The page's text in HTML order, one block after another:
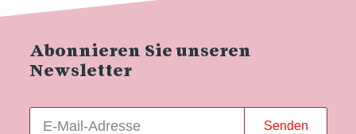
Abonnieren Sie unseren
Newsletter
Senden